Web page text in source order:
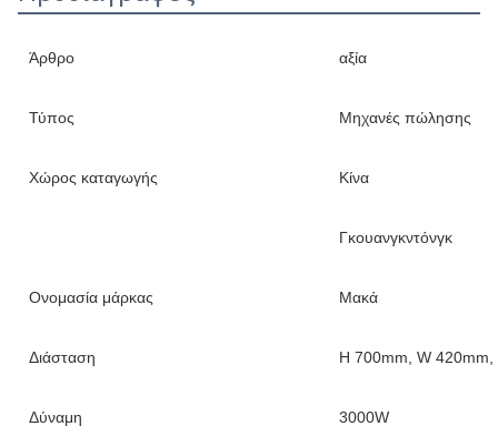
Άρθρο αξία
Τύπος Μηχανές πώλησης
Χώρος καταγωγής Κίνα
Γκουανγκντόνγκ
Ονομασία μάρκας Μακά
Διάσταση H 700mm, W
Δύναμη 3000W